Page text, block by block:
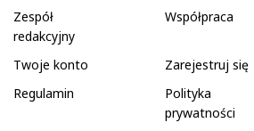
Zespół
redakcyjny
Współpraca
Twoje konto Zarejestruj się
Regulamin
Polityka
prywatności